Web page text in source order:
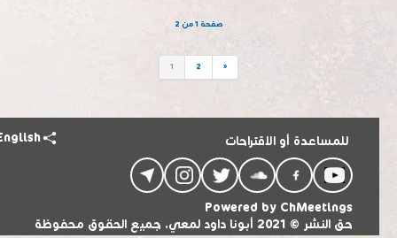
صفحة 1 من 2
للمساعدة أو الاقتراحات English
Powered byChMeetings
حق النشر © 2021 أبونا داود لمعي. جميع الحقوق محفوظة